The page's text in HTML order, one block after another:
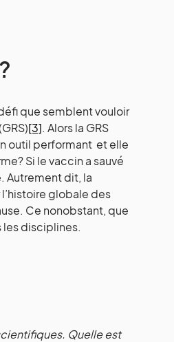
que semblent vouloir
[3]. Alors la GRS
outil performant et elle
Si le vaccin a sauvé
Autrement dit, la
globale des
Ce nonobstant, que
disciplines.
Quelle est